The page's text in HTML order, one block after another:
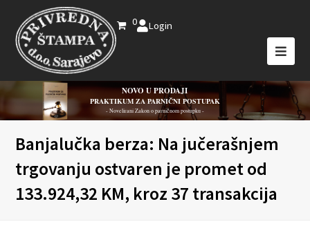
0 Login
NOVO U PRODAJI
PRAKTIKUM ZA PARNIČNI POSTUPAK
- Novelirani Zakon o parničnom postupku -
Banjalučka berza: Na jučerašnjem
trgovanju ostvaren je promet od
133.924,32 KM, kroz 37 transakcija